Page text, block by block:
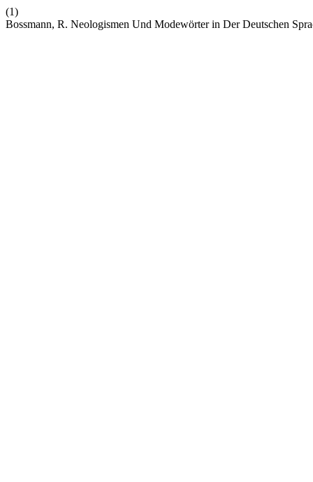
(1)
Bossmann, R. Neologismen Und Modewörter in Der Deutschen